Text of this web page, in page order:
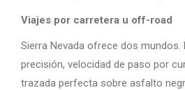
Viajes por carretera u off-road
Sierra Nevada ofrece dos mundos.
precisión, velocidad de paso por
trazada perfecta sobre asfalto